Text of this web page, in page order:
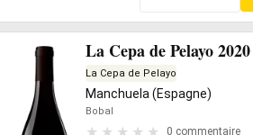
La Cepa de Pelayo 2020
La Cepa de Pelayo
Manchuela (Espagne)
Bobal
0 commentaire